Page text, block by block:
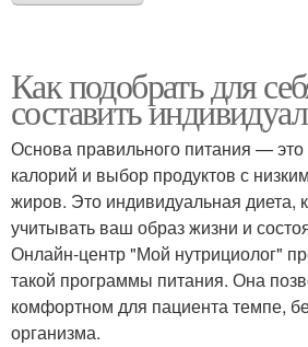
Как подобрать для
составить
Основа правильного питания — это
калорий и выбор продуктов с
жиров. Это индивидуальная диета,
учитывать ваш образ жизни и
Онлайн-центр "Мой нутрициолог"
такой программы питания. Она
комфортном для пациента темпе,
организма.